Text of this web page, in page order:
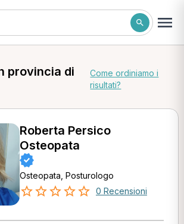
provincia di
Come ordiniamo i
risultati?
Roberta Persico
Osteopata
Osteopata, Posturologo
0 Recensioni